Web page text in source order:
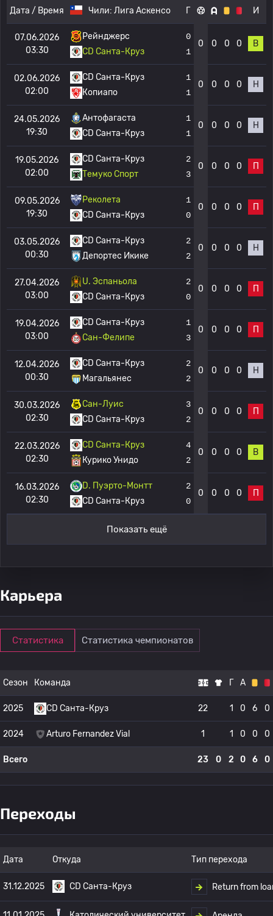
Дата / Время Чили: Лига Аскенсо Г И
07.06.2026
03:30
Рейнджерс
CD Санта-Круз
0
1
0 0 0 0 В
02.06.2026
02:00
CD Санта-Круз
Копиапо
1
1
0 0 0 0 Н
24.05.2026
19:30
Антофагаста
CD Санта-Круз
1
1
0 0 0 0 Н
19.05.2026
02:00
CD Санта-Круз
Темуко Спорт
2
3
0 0 0 0 П
09.05.2026
19:30
Реколета
CD Санта-Круз
1
0
0 0 0 0 П
03.05.2026
00:30
CD Санта-Круз
Депортес Икике
2
2
0 0 0 0 Н
27.04.2026
03:00
U. Эспаньола
CD Санта-Круз
2
0
0 0 0 0 П
19.04.2026
03:00
CD Санта-Круз
Сан-Фелипе
1
3
0 0 0 0 П
12.04.2026
00:30
CD Санта-Круз
Магальянес
2
2
0 0 0 0 Н
30.03.2026
02:30
Сан-Луис
CD Санта-Круз
3
2
0 0 0 0 П
22.03.2026
02:30
CD Санта-Круз
Курико Унидо
4
2
0 0 0 0 В
16.03.2026
02:30
D. Пуэрто-Монтт
CD Санта-Круз
2
0
0 0 0 0 П
Показать ещё
Карьера
Статистика Статистика чемпионатов
Сезон Команда Г А
2025 CD Санта-Круз 22 1 0 6 0
2024 Arturo Fernandez Vial 1 1 0 0 0
Всего 23 0 2 0 6 0
Переходы
Дата Откуда Тип перехода
31.12.2025 CD Санта-Круз Return from